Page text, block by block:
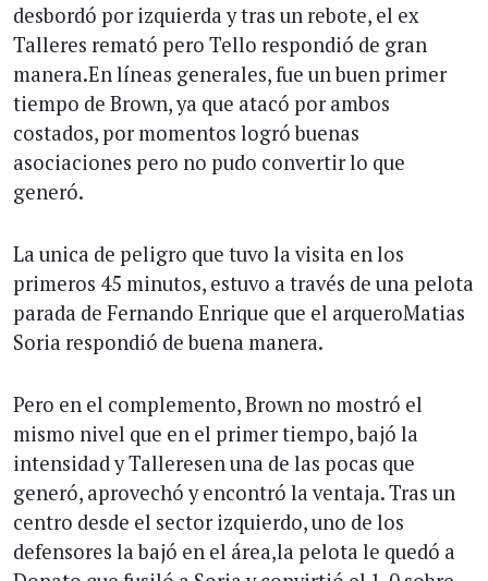
desbordó por izquierda y tras un rebote, el ex
Talleres remató pero Tello respondió de gran
manera.En líneas generales, fue un buen primer
tiempo de Brown, ya que atacó por ambos
costados, por momentos logró buenas
asociaciones pero no pudo convertir lo que
generó.
La unica de peligro que tuvo la visita en los
primeros 45 minutos, estuvo a través de una pelota
parada de Fernando Enrique que el arqueroMatias
Soria respondió de buena manera.
Pero en el complemento, Brown no mostró el
mismo nivel que en el primer tiempo, bajó la
intensidad y Talleresen una de las pocas que
generó, aprovechó y encontró la ventaja. Tras un
centro desde el sector izquierdo, uno de los
defensores la bajó en el área,la pelota le quedó a